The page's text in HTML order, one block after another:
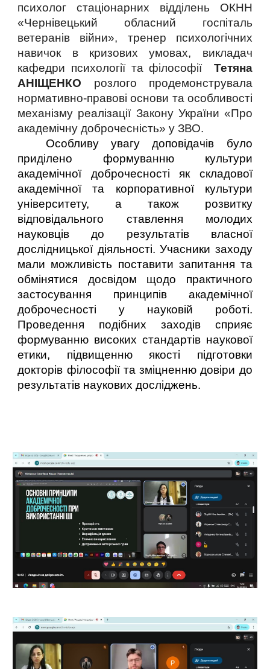
психолог стаціонарних відділень ОКНН
«Чернівецький обласний госпіталь
ветеранів війни», тренер психологічних
навичок в кризових умовах, викладач
кафедри психології та філософії Тетяна
АНІЩЕНКО розлого продемонструвала
нормативно-правові основи та особливості
механізму реалізації Закону України «Про
академічну доброчесність» у ЗВО.
Особливу увагу доповідачів було
приділено формуванню культури
академічної доброчесності як складової
академічної та корпоративної культури
університету, а також розвитку
відповідального ставлення молодих
науковців до результатів власної
дослідницької діяльності. Учасники заходу
мали можливість поставити запитання та
обмінятися досвідом щодо практичного
застосування принципів академічної
доброчесності у науковій роботі.
Проведення подібних заходів сприяє
формуванню високих стандартів наукової
етики, підвищенню якості підготовки
докторів філософії та зміцненню довіри до
результатів наукових досліджень.